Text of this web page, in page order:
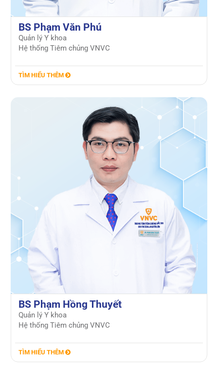
BS Phạm Văn Phú
Quản lý Y khoa
Hệ thống Tiêm chủng VNVC
TÌM HIỂU THÊM
BS Phạm Hồng Thuyết
Quản lý Y khoa
Hệ thống Tiêm chủng VNVC
TÌM HIỂU THÊM